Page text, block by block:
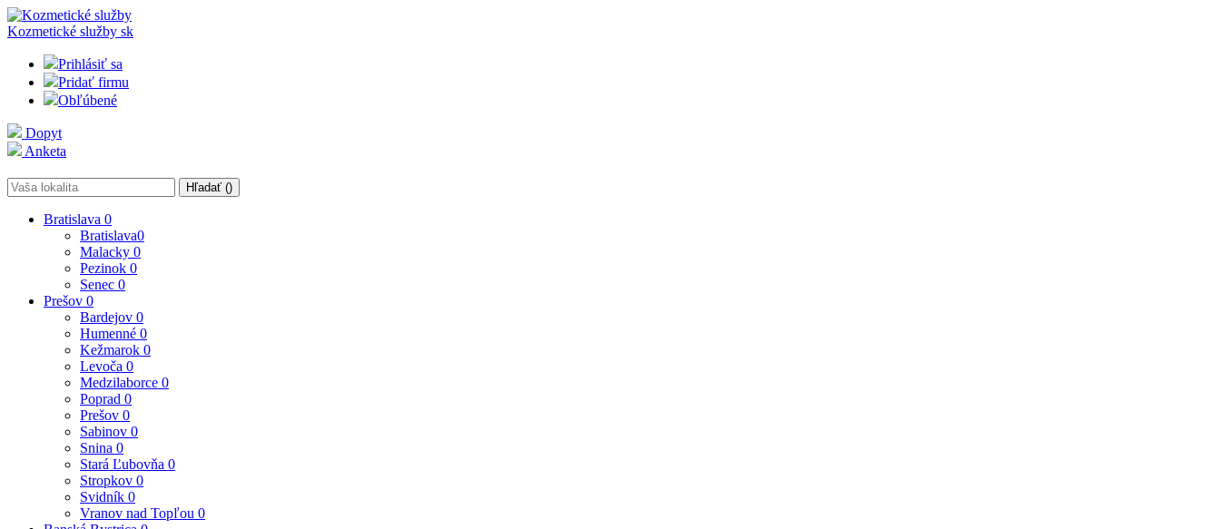
Kozmetické služby sk
Prihlásiť sa
Pridať firmu
Obľúbené
Dopyt
Anketa
Hľadať ()
Bratislava 0
Bratislava0
Malacky 0
Pezinok 0
Senec 0
Prešov 0
Bardejov 0
Humenné 0
Kežmarok 0
Levoča 0
Medzilaborce 0
Poprad 0
Prešov 0
Sabinov 0
Snina 0
Stará Ľubovňa 0
Stropkov 0
Svidník 0
Vranov nad Topľou 0